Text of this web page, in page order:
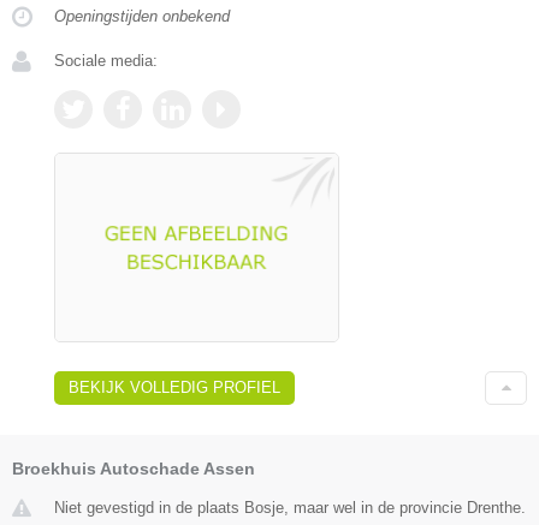
Openingstijden onbekend
Sociale media:
BEKIJK VOLLEDIG PROFIEL
Broekhuis Autoschade Assen
Niet gevestigd in de plaats Bosje, maar wel in de provincie Drenthe.